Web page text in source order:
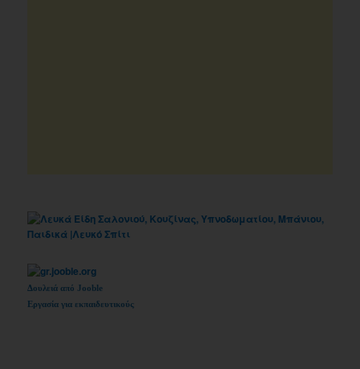
Δουλειά από Jooble
Εργασία για εκπαιδευτικούς